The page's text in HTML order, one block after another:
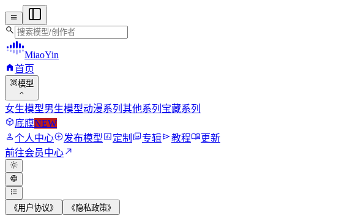
menu
search
MiaoYin
home首页
view_in_ar模型
expand_more
女生模型男生模型动漫系列 其他系列 宝藏系列
deployed_code底膜NEW
person个人中心add_circle发布模型assessment定制 photo_library专辑send教程menu_book更新
前往会员中心north_east
light_mode
language
format_list_bulleted
《用户协议》 《隐私政策》